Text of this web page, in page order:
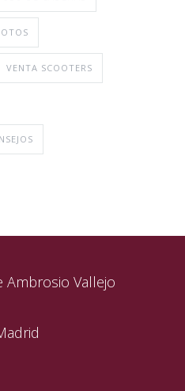
VENTA SCOOTERS
Ambrosio Vallejo